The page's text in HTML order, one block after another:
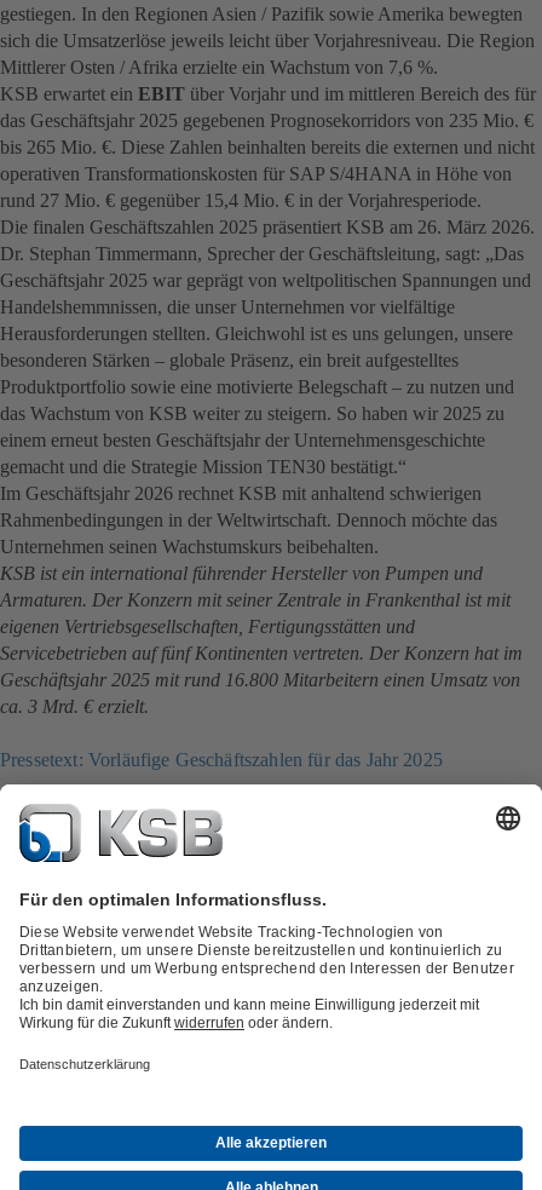
gestiegen. In den Regionen Asien / Pazifik sowie Amerika bewegten
sich die Umsatzerlöse jeweils leicht über Vorjahresniveau. Die Region
Mittlerer Osten / Afrika erzielte ein Wachstum von 7,6 %.
KSB erwartet ein EBIT über Vorjahr und im mittleren Bereich des für
das Geschäftsjahr 2025 gegebenen Prognosekorridors von 235 Mio. €
bis 265 Mio. €. Diese Zahlen beinhalten bereits die externen und nicht
operativen Transformationskosten für SAP S/4HANA in Höhe von
rund 27 Mio. € gegenüber 15,4 Mio. € in der Vorjahresperiode.
Die finalen Geschäftszahlen 2025 präsentiert KSB am 26. März 2026.
Dr. Stephan Timmermann, Sprecher der Geschäftsleitung, sagt: „Das
Geschäftsjahr 2025 war geprägt von weltpolitischen Spannungen und
Handelshemmnissen, die unser Unternehmen vor vielfältige
Herausforderungen stellten. Gleichwohl ist es uns gelungen, unsere
besonderen Stärken – globale Präsenz, ein breit aufgestelltes
Produktportfolio sowie eine motivierte Belegschaft – zu nutzen und
das Wachstum von KSB weiter zu steigern. So haben wir 2025 zu
einem erneut besten Geschäftsjahr der Unternehmensgeschichte
gemacht und die Strategie Mission TEN30 bestätigt.“
Im Geschäftsjahr 2026 rechnet KSB mit anhaltend schwierigen
Rahmenbedingungen in der Weltwirtschaft. Dennoch möchte das
Unternehmen seinen Wachstumskurs beibehalten.
KSB ist ein international führender Hersteller von Pumpen und
Armaturen. Der Konzern mit seiner Zentrale in Frankenthal ist mit
eigenen Vertriebsgesellschaften, Fertigungsstätten und
Servicebetrieben auf fünf Kontinenten vertreten. Der Konzern hat im
Geschäftsjahr 2025 mit rund 16.800 Mitarbeitern einen Umsatz von
ca. 3 Mrd. € erzielt.
Pressetext: Vorläufige Geschäftszahlen für das Jahr 2025
Presse & AktuellesInnovation
Petrochemie und ChemieEnergieAllgemeine Industrie